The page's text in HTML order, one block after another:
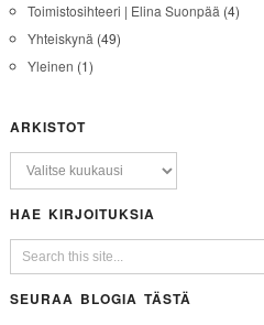
Toimistosihteeri | Elina Suonpää(4)
Yhteiskynä(49)
Yleinen (1)
ARKISTOT
HAE KIRJOITUKSIA
SEURAA BLOGIA TÄSTÄ